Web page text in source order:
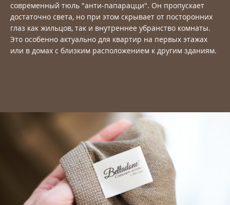
современный тюль "анти-папарацци". Он пропускает
достаточно света, но при этом скрывает от посторонних
глаз как жильцов, так и внутреннее убранство комнаты.
Это особенно актуально для квартир на первых этажах
или в домах с близким расположением к другим зданиям.